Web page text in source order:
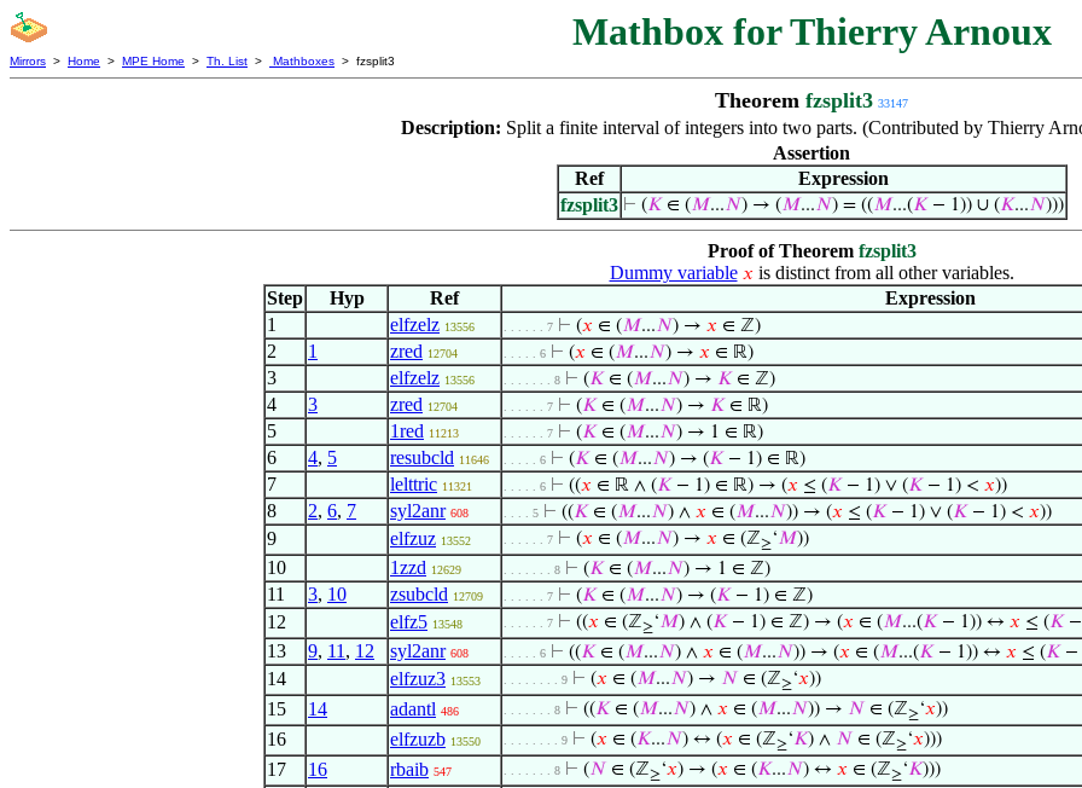
Mathbox for Thierry Arnoux
Mirrors > Home > MPE Home > Th. List > Mathboxes > fzsplit3
Theorem fzsplit3 33147
Description: Split a finite interval of integers into two parts. (Contributed by Thierry
Assertion
Ref
Expression
fzsplit3 ⊢ (𝐾∈ (𝑀...𝑁) → (𝑀...𝑁) = ((𝑀...(𝐾− 1)) ∪ (𝐾...𝑁)))
Proof of Theorem fzsplit3
Dummy variable 𝑥 is distinct from all other variables.
Step
Hyp Ref
Expression
1
elfzelz 13556 . . . . . . 7 ⊢ (𝑥 ∈ (𝑀...𝑁) → 𝑥 ∈ ℤ)
2 1 zred 12704 . . . . . 6 ⊢ (𝑥 ∈ (𝑀...𝑁) → 𝑥 ∈ ℝ)
3 elfzelz 13556 . . . . . . . 8 ⊢ (𝐾 ∈ (𝑀...𝑁) → 𝐾 ∈ ℤ)
4 3 zred 12704 . . . . . . 7 ⊢ (𝐾 ∈ (𝑀...𝑁) → 𝐾 ∈ ℝ)
5 1red 11213 . . . . . . 7 ⊢ (𝐾 ∈ (𝑀...𝑁) → 1 ∈ ℝ)
6 4, 5 resubcld 11646 . . . . . 6 ⊢ (𝐾 ∈ (𝑀...𝑁) → (𝐾 − 1) ∈ ℝ)
7 lelttric 11321 . . . . . 6 ⊢ ((𝑥 ∈ ℝ ∧ (𝐾 − 1) ∈ ℝ) → (𝑥 ≤ (𝐾 − 1) ∨ (𝐾 − 1) < 𝑥))
8 2, 6, 7 syl2anr 608 . . . . 5 ⊢ ((𝐾 ∈ (𝑀...𝑁) ∧ 𝑥 ∈ (𝑀...𝑁)) → (𝑥 ≤ (𝐾 − 1) ∨ (𝐾 − 1) < 𝑥))
9 elfzuz 13552 . . . . . . 7 ⊢ (𝑥 ∈ (𝑀...𝑁) → 𝑥 ∈ (ℤ≥‘𝑀))
10 1zzd 12629 . . . . . . . 8 ⊢ (𝐾 ∈ (𝑀...𝑁) → 1 ∈ ℤ)
11 3, 10 zsubcld 12709 . . . . . . 7 ⊢ (𝐾 ∈ (𝑀...𝑁) → (𝐾 − 1) ∈ ℤ)
12 elfz5 13548 . . . . . . 7 ⊢ ((𝑥 ∈ (ℤ≥‘𝑀) ∧ (𝐾 − 1) ∈ ℤ) → (𝑥 ∈ (𝑀...(𝐾 − 1)) ↔ 𝑥 ≤ (𝐾
13 9, 11 , 12 syl2anr 608 . . . . . 6 ⊢ ((𝐾 ∈ (𝑀...𝑁) ∧ 𝑥 ∈ (𝑀...𝑁)) → (𝑥 ∈ (𝑀...(𝐾 − 1)) ↔ 𝑥 ≤ (𝐾 −
14 elfzuz3 13553 . . . . . . . . 9 ⊢ (𝑥 ∈ (𝑀...𝑁) → 𝑁 ∈ (ℤ≥‘𝑥))
15 14 adantl 486 . . . . . . . 8 ⊢ ((𝐾 ∈ (𝑀...𝑁) ∧ 𝑥 ∈ (𝑀...𝑁)) → 𝑁 ∈ (ℤ≥‘𝑥))
16 elfzuzb 13550 . . . . . . . . 9 ⊢ (𝑥 ∈ (𝐾...𝑁) ↔ (𝑥 ∈ (ℤ≥‘𝐾) ∧ 𝑁 ∈ (ℤ≥‘𝑥)))
17 16 rbaib 547 . . . . . . . 8 ⊢ (𝑁 ∈ (ℤ≥‘𝑥) → (𝑥 ∈ (𝐾...𝑁) ↔ 𝑥 ∈ (ℤ≥‘𝐾)))